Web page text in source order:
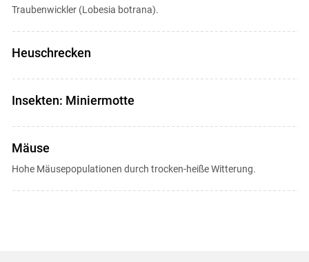
Traubenwickler (Lobesia botrana).
Heuschrecken
Insekten: Miniermotte
Mäuse
Hohe Mäusepopulationen durch trocken-heiße Witterung.